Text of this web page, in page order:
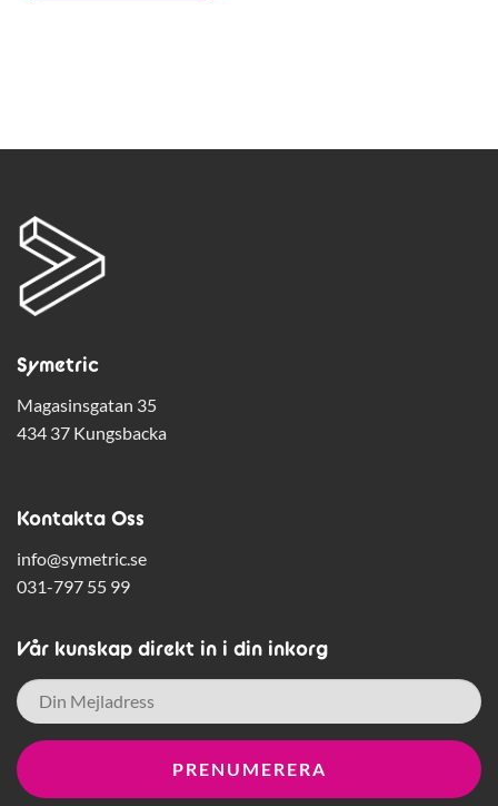
Symetric
Magasinsgatan 35
434 37 Kungsbacka
Kontakta Oss
info@symetric.se
031-797 55 99
Vår kunskap direkt in i din inkorg
E-
post *